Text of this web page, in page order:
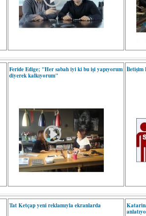
Feride Edige; "Her sabah iyi ki bu işi yapıyorum
diyerek kalkıyorum"
İletişim
Tat Ketçap yeni reklamıyla ekranlarda